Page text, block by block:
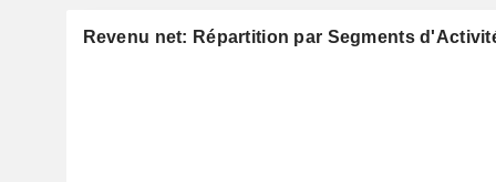
Revenu net: Répartition par Segments